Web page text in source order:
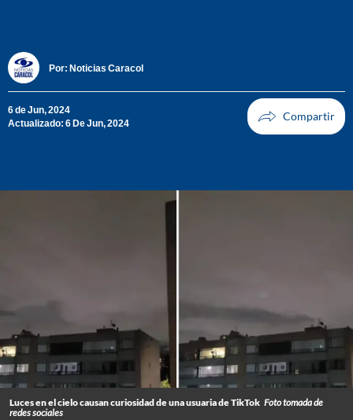
Por: Noticias Caracol
6 de Jun, 2024
Actualizado: 6 De Jun, 2024
Luces en el cielo causan curiosidad de una usuaria de TikTok Foto tomada de
redes sociales